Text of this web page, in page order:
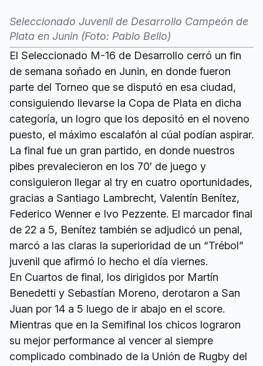
Seleccionado Juvenil de Desarrollo Campeón de
Plata en Junin (Foto: Pablo Bello)
El Seleccionado M-16 de Desarrollo cerró un fin
de semana soñado en Junin, en donde fueron
parte del Torneo que se disputó en esa ciudad,
consiguiendo llevarse la Copa de Plata en dicha
categoría, un logro que los depositó en el noveno
puesto, el máximo escalafón al cúal podían aspirar.
La final fue un gran partido, en donde nuestros
pibes prevalecieron en los 70′ de juego y
consiguieron llegar al try en cuatro oportunidades,
gracias a Santiago Lambrecht, Valentín Benítez,
Federico Wenner e Ivo Pezzente. El marcador final
de 22 a 5, Benítez también se adjudicó un penal,
marcó a las claras la superioridad de un “Trébol”
juvenil que afirmó lo hecho el día viernes.
En Cuartos de final, los dirigidos por Martín
Benedetti y Sebastían Moreno, derotaron a San
Juan por 14 a 5 luego de ir abajo en el score.
Mientras que en la Semifinal los chicos lograron
su mejor performance al vencer al siempre
complicado combinado de la Unión de Rugby del